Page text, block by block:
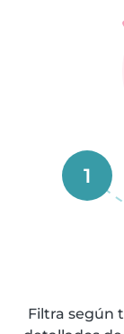
1
Filtra según